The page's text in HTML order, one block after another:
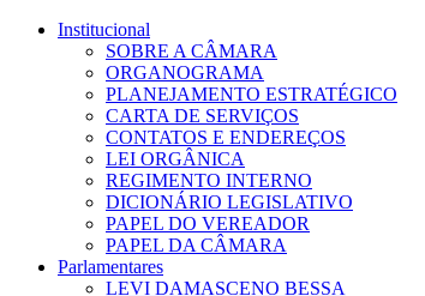
Institucional
SOBRE A CÂMARA
ORGANOGRAMA
PLANEJAMENTO ESTRATÉGICO
CARTA DE SERVIÇOS
CONTATOS E ENDEREÇOS
LEI ORGÂNICA
REGIMENTO INTERNO
DICIONÁRIO LEGISLATIVO
PAPEL DO VEREADOR
PAPEL DA CÂMARA
Parlamentares
LEVI DAMASCENO BESSA